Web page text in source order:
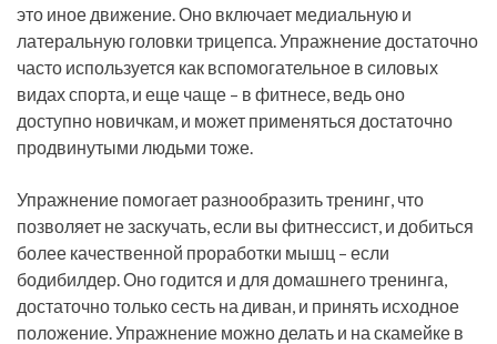
это иное движение. Оно включает медиальную и
латеральную головки трицепса. Упражнение достаточно
часто используется как вспомогательное в силовых
видах спорта, и еще чаще – в фитнесе, ведь оно
доступно новичкам, и может применяться достаточно
продвинутыми людьми тоже.
Упражнение помогает разнообразить тренинг, что
позволяет не заскучать, если вы фитнессист, и добиться
более качественной проработки мышц – если
бодибилдер. Оно годится и для домашнего тренинга,
достаточно только сесть на диван, и принять исходное
положение. Упражнение можно делать и на скамейке в